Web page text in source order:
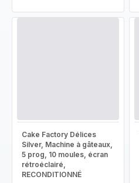
Cake Factory Délices
Silver, Machine à gâteaux,
5 prog, 10 moules, écran
rétroéclairé,
RECONDITIONNÉ